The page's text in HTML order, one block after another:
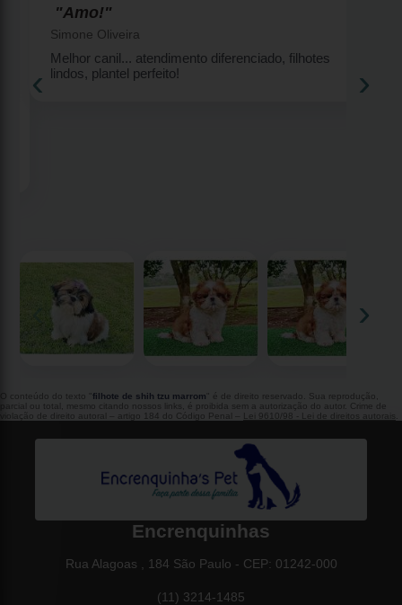
"Amo!"
Simone Oliveira
Melhor canil... atendimento diferenciado, filhotes
lindos, plantel perfeito!
‹ ›
‹ ›
O conteúdo do texto " filhote de shih tzu marrom " é de direito reservado. Sua reprodução,
parcial ou total, mesmo citando nossos links, é proibida sem a autorização do autor. Crime de
violação de direito autoral – artigo 184 do Código Penal –
Lei 9610/98 - Lei de direitos autorais
Encrenquinhas
Rua Alagoas , 184 São Paulo - CEP: 01242-000
(11) 3214-1485